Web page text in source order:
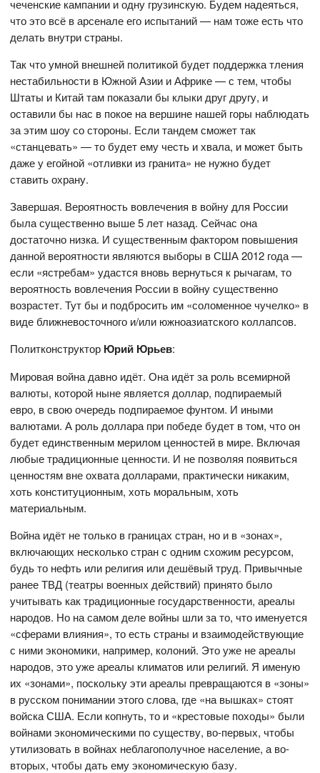
чеченские кампании и одну грузинскую. Будем надеяться,
что это всё в арсенале его испытаний — нам тоже есть что
делать внутри страны.
Так что умной внешней политикой будет поддержка тления
нестабильности в Южной Азии и Африке — с тем, чтобы
Штаты и Китай там показали бы клыки друг другу, и
оставили бы нас в покое на вершине нашей горы наблюдать
за этим шоу со стороны. Если тандем сможет так
«станцевать» — то будет ему честь и хвала, и может быть
даже у егойной «отливки из гранита» не нужно будет
ставить охрану.
Завершая. Вероятность вовлечения в войну для России
была существенно выше 5 лет назад. Сейчас она
достаточно низка. И существенным фактором повышения
данной вероятности являются выборы в США 2012 года —
если «ястребам» удастся вновь вернуться к рычагам, то
вероятность вовлечения России в войну существенно
возрастет. Тут бы и подбросить им «соломенное чучелко» в
виде ближневосточного и/или южноазиатского коллапсов.
Политконструктор Юрий Юрьев:
Мировая война давно идёт. Она идёт за роль всемирной
валюты, которой ныне является доллар, подпираемый
евро, в свою очередь подпираемое фунтом. И иными
валютами. А роль доллара при победе будет в том, что он
будет единственным мерилом ценностей в мире. Включая
любые традиционные ценности. И не позволяя появиться
ценностям вне охвата долларами, практически никаким,
хоть конституционным, хоть моральным, хоть
материальным.
Война идёт не только в границах стран, но и в «зонах»,
включающих несколько стран с одним схожим ресурсом,
будь то нефть или религия или дешёвый труд. Привычные
ранее ТВД (театры военных действий) принято было
учитывать как традиционные государственности, ареалы
народов. Но на самом деле войны шли за то, что именуется
«сферами влияния», то есть страны и взаимодействующие
с ними экономики, например, колоний. Это уже не ареалы
народов, это уже ареалы климатов или религий. Я именую
их «зонами», поскольку эти ареалы превращаются в «зоны»
в русском понимании этого слова, где «на вышках» стоят
войска США. Если копнуть, то и «крестовые походы» были
войнами экономическими по существу, во-первых, чтобы
утилизовать в войнах неблагополучное население, а во-
вторых, чтобы дать ему экономическую базу.